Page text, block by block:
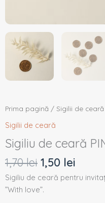
Prima pagină / Sigilii de ceară
Sigilii de ceară
Sigiliu de ceară
1,70lei 1,50 lei
Sigiliu de ceară pentru
”With love”.